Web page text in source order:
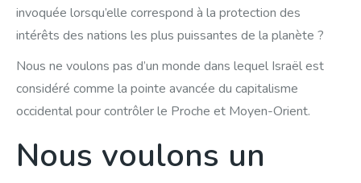
invoquée lorsqu’elle correspond à la protection des
intérêts des nations les plus puissantes de la planète ?
Nous ne voulons pas d’un monde dans lequel Israël est
considéré comme la pointe avancée du capitalisme
occidental pour contrôler le Proche et Moyen-Orient.
Nous voulons un